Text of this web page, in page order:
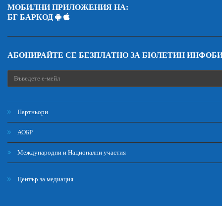
МОБИЛНИ ПРИЛОЖЕНИЯ НА:
БГ БАРКОД
АБОНИРАЙТЕ СЕ БЕЗПЛАТНО ЗА БЮЛЕТИН
Партньори
АОБР
Международни и Национални участия
Център за медиация